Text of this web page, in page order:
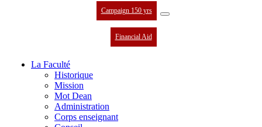
Campaign 150 yrs
Financial Aid
La Faculté
Historique
Mission
Mot Dean
Administration
Corps enseignant